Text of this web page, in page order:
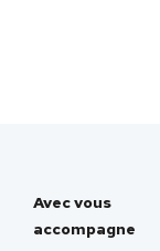
Avec vous
accompagne